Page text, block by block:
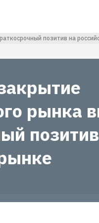
позитив на
рынка